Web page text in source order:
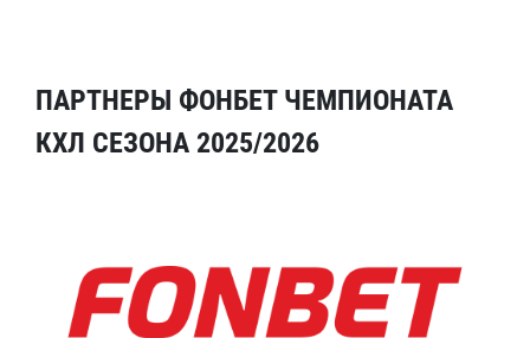
ПАРТНЕРЫ ФОНБЕТ ЧЕМПИОНАТА
КХЛ СЕЗОНА 2025/2026